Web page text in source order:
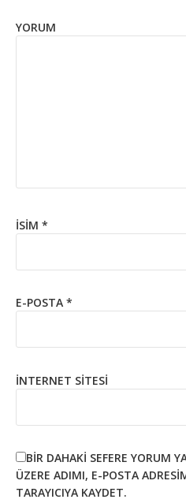
YORUM
İSIM *
E-POSTA *
İNTERNET SITESI
BIR DAHAKI SEFERE YORUM
ÜZERE ADIMI, E-POSTA
TARAYICIYA KAYDET.